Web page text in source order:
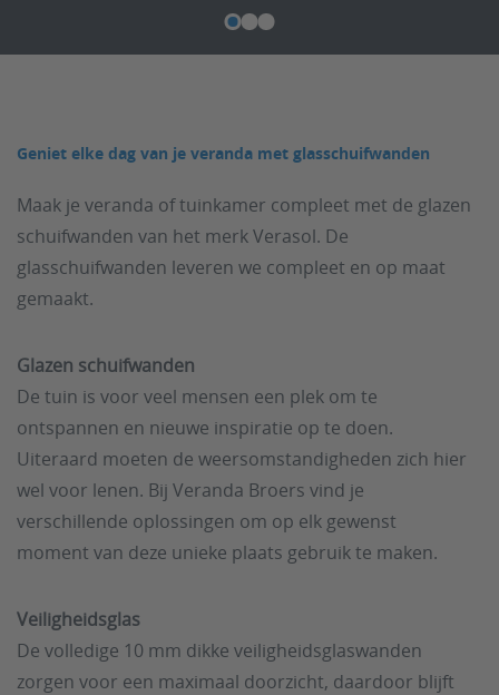
Geniet elke dag van je veranda met glasschuifwanden
Maak je veranda of tuinkamer compleet met de glazen
schuifwanden van het merk Verasol. De
glasschuifwanden leveren we compleet en op maat
gemaakt.
Glazen schuifwanden
De tuin is voor veel mensen een plek om te
ontspannen en nieuwe inspiratie op te doen.
Uiteraard moeten de weersomstandigheden zich hier
wel voor lenen. Bij Veranda Broers vind je
verschillende oplossingen om op elk gewenst
moment van deze unieke plaats gebruik te maken.
Veiligheidsglas
De volledige 10 mm dikke veiligheidsglaswanden
zorgen voor een maximaal doorzicht, daardoor blijft